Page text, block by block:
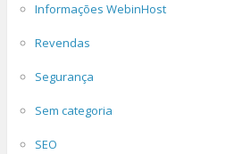
Informações WebinHost
Revendas
Segurança
Sem categoria
SEO